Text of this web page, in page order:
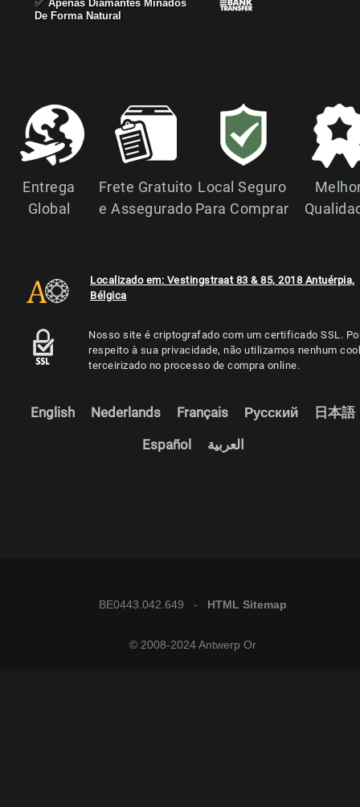
✅ Apenas Diamantes Minados
De Forma Natural
Entrega
Global
Frete Gratuito
e Assegurado
Local Seguro
Para Comprar
Localizado em: Vestingstraat 83 & 85, 2018 Antuérpia,
Bélgica
Nosso site é criptografado com um certificado SSL.
respeito à sua privacidade, não utilizamos nenhum
terceirizado no processo de compra online.
English Nederlands Français Русский 日本語
Español العربية
BE0443.042.649 - HTML Sitemap
© 2008-2024 Antwerp Or